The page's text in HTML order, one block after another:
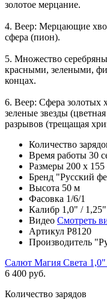
золотое мерцание.
4. Веер: Мерцающие
сфера (пион).
5. Множество
красными, зелеными,
концах.
6. Веер: Сфера золотых
зеленые звезды
разрывов (трещащая
Количество
Время работы 30
Размеры 200 х
Бренд "Русский
Высота 50 м
Фасовка 1/6/1
Калибр 1,0" / 1,25"
Видео Смотреть
Артикул Р8120
Производитель
Салют Магия Света 1,0"
6 400 руб.
Количество зарядов